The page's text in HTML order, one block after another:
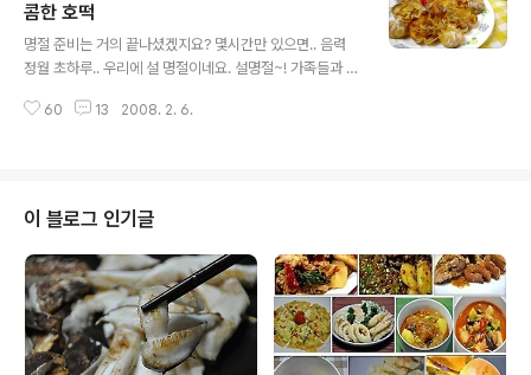
많은 전들..차례를 지내고 나면 . 어찌할까 고민이 되기도
하지요. 남은전은 조리거나, 김치찌개등에 넣어도 맛나지
만.. 그자체로 요리를 만들어 보았습니다. 참고하시고.,, 맛
난요리고.. 즐거운 시간 되세요. ◈ 명절에 남은전 - 시원한
각색전 전골 ◈ 전을 준비하기전에 육수를 끓여서 준비합
콤한 호떡
명절 준비는 거의 끝나셨겠지요? 몇시간만 있으면.. 음력
정월 초하루.. 우리에 설 명절이네요. 설명절~! 가족들과 화
중에 나오는 만두피도 잘 찢어지지 않는것이 좋게 나오더
서 아이들 간식으로, 또는 만두피 피자, 만두피 호떡을 만들
어 먹을때도 있답니다. 그 중에서 만두피 피자와 만두피 호
떡을 올려 봅니다. 음.. 우선 그 맛의 설명을 곁들이자면.. 아
주 바삭한 피자와 호떡이라고 알고 계시면 이해가 빠를것
이예요. 간식으로 아주 잘 어울리는 그런 피자와 호떡이랍
니다. ^^ ◈..
60 13 2008. 2. 6.
이 블로그 인기글